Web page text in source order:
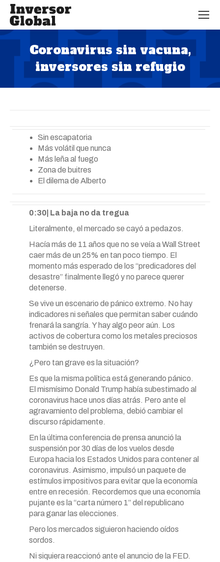
Coronavirus sin vacuna,
inversores sin refugio
Estás aquí:
Sin escapatoria
Más volátil que nunca
Más leña al fuego
Zona de buitres
El dilema de Alberto
0:30| La baja no da tregua
Literalmente, el mercado se cayó a pedazos.
Hacía más de 11 años que no se veía a Wall Street
caer más de un 25% en tan poco tiempo. El
momento más esperado de los “predicadores del
desastre” finalmente llegó y no parece querer
detenerse.
Se vive un escenario de pánico extremo. No hay
indicadores ni señales que permitan saber cuándo
frenará la sangría. Y hay algo peor aún. Los
activos de cobertura como los metales preciosos
también se destruyen.
¿Pero tan grave es la situación?
Es que la misma política está generando pánico.
El mismísimo Donald Trump había subestimado al
coronavirus hace unos días atrás. Pero ante el
agravamiento del problema, debió cambiar el
discurso rápidamente.
En la última conferencia de prensa anunció la
suspensión por 30 días de los vuelos desde
Europa hacia los Estados Unidos para contener al
coronavirus. Asimismo, impulsó un paquete de
estímulos impositivos para evitar que la economía
entre en recesión. Recordemos que una economía
pujante es la “carta número 1” del republicano
para ganar las elecciones.
Pero los mercados siguieron haciendo oídos
sordos.
Ni siquiera reaccionó ante el anuncio de la FED.